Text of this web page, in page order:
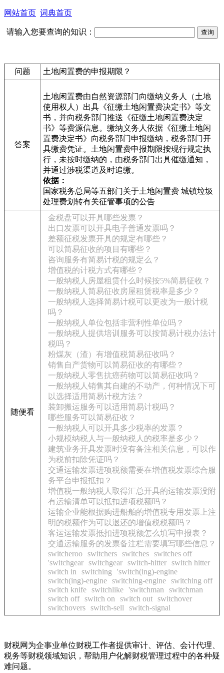
网站首页 词典首页
请输入您要查询的知识：
问题 土地闲置费的申报期限？
答案
土地闲置费由自然资源部门向缴纳义务人（土地
使用权人）出具《征缴土地闲置费决定书》等文
书，并向税务部门推送《征缴土地闲置费决定
书》等费源信息。缴纳义务人依据《征缴土地闲
置费决定书》向税务部门申报缴纳，税务部门开
具缴费凭证。土地闲置费申报期限按现行规定执
行，未按时缴纳的，由税务部门出具催缴通知，
并通过涉税渠道及时追缴。
依据：
国家税务总局等五部门关于土地闲置费 城镇垃圾
处理费划转有关征管事项的公告
随便看
金税盘可以开具哪些发票？
出口发票可以开具电子普通发票吗？
差额征税发票开具的规定有哪些？
可以简易征收的项目有哪些？
咨询服务有简易计税的规定么？
增值税的计税方式有哪些？
一般纳税人房屋租赁什么时候按5%简易征收？
一般纳税人简易征收房屋租赁税率是多少？
一般纳税人选择简易计税可以更改为一般计税
吗？
一般纳税人单位包括非营利性单位吗？
一般纳税人提供培训服务可以按简易计税办法计
税吗？
粉煤灰（渣）有增值税简易征收吗？
销售自产货物可以简易征收的有哪些？
一般纳税人零售抗癌药物可以简易征收吗？
一般纳税人销售其自建的不动产，何种情况下可
以选择适用简易计税方法？
装卸搬运服务可以适用简易计税吗？
哪些服务可以简易征收？
一般纳税人可以开具多少税率的发票？
小规模纳税人与一般纳税人的税率是多少？
建筑业务开具发票时没有备注相关信息，可以作
为税前扣除凭证吗？
交通运输发票进项税额需要在增值税发票综合服
务平台申报抵扣？
增值税一般纳税人取得汇总开具的运输发票没附
有运输清单可以抵扣进项税额吗？
运输企业能根据购进船舶的增值税专用发票上注
明的税额作为可以退还的增值税税额吗？
客运运输发票抵扣进项税额怎么填写申报表？
交通运输服务的发票备注栏需要填写哪些信息？
switcheroo switchers switches switches off
'switchgear switchgear switch-hitter switch hitter
switch in
switching
'switch(ing)-engine
switch(ing)-engine switching-engine switching off
switch knife switchlike 'switchman
switchman
switch off switch on switch out switchover
switchovers switch-sell switch-signal
财税网为企事业单位财税工作者提供审计、评估、会计代理、
税务等财税领域知识，帮助用户化解财税管理过程中的各种疑
难问题。